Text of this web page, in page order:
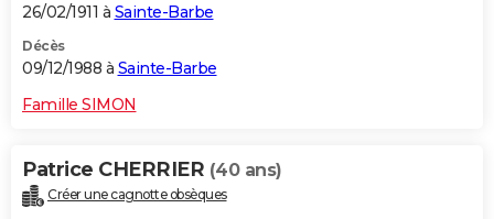
26/02/1911 à Sainte-Barbe
Décès
09/12/1988 à Sainte-Barbe
Famille SIMON
Patrice CHERRIER (40 ans)
Créer une cagnotte obsèques